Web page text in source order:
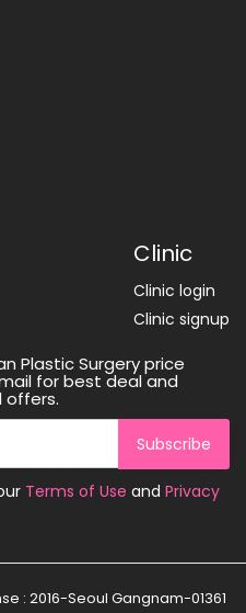
Clinic
Clinic login
Clinic signup
Plastic Surgery price
for best deal and
offers.
Subscribe
Terms of Use and Privacy
: 2016-Seoul Gangnam-01361